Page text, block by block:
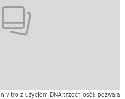
vitro z użyciem DNA trzech osób pozwala